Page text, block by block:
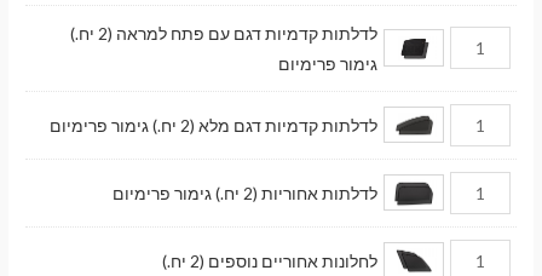
לדלתות קדמיות דגם עם פתח למראה (2 יח.)
גימור פרימיום
לדלתות קדמיות דגם מלא (2 יח.) גימור פרימיום
לדלתות אחוריות (2 יח.) גימור פרימיום
לחלונות אחוריים נוספים (2 יח.)